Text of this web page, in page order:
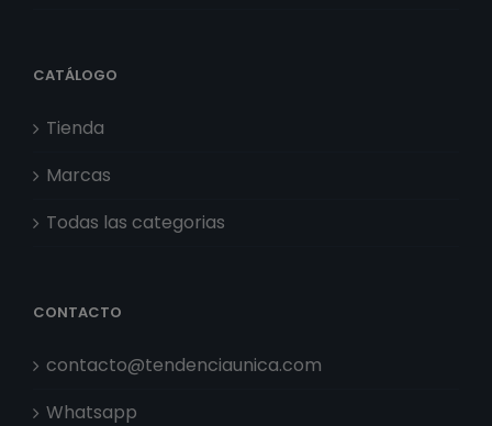
CATÁLOGO
Tienda
Marcas
Todas las categorias
CONTACTO
contacto@tendenciaunica.com
Whatsapp